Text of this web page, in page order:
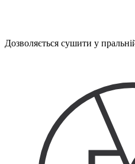
Дозволяється сушити у